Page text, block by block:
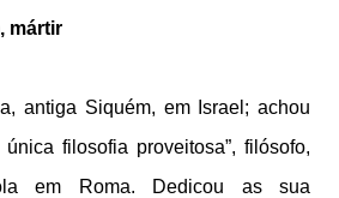
mártir
antiga Siquém, em Israel; achou
filosofia proveitosa”, filósofo,
em Roma. Dedicou as sua